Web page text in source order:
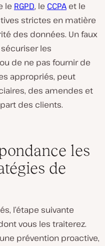
le RGPD, le CCPA et le
strictes en matière
des données. Un faux
les
de ne pas fournir de
appropriés, peut
des amendes et
des clients.
les
de
l’étape suivante
vous les traiterez.
prévention proactive,